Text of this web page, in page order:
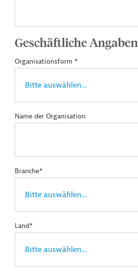
Geschäftliche Angaben
Organisationsform *
Name der Organisation
Branche*
Land*